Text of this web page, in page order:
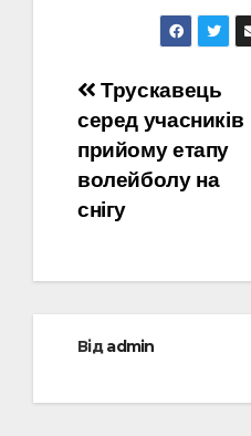
Навігація
записів
Трускавець
серед учасників
прийому етапу
волейболу на
снігу
Відadmin